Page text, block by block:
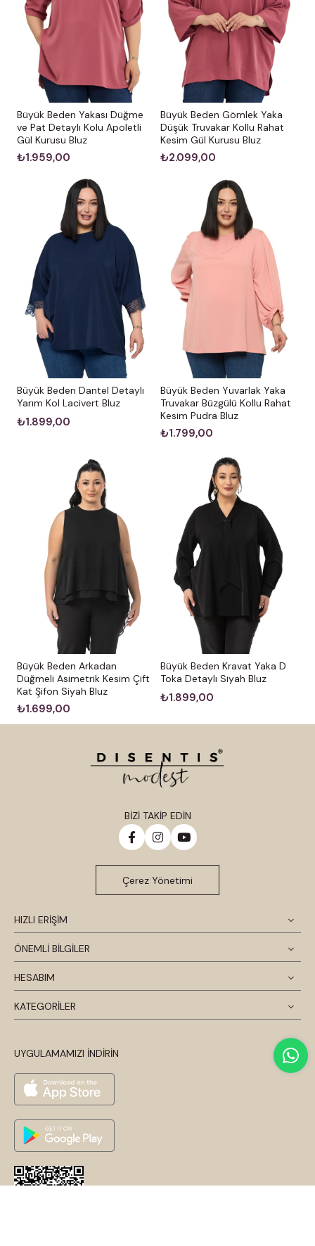
Yıkama:
Ürünün formunu ve esnekliğini uzun süre
koruması için çamaşır makinesinde 30°C’de
yıkanması tavsiye edilir.
Renk Notu:Stüdyo çekimlerinde renkler, ışık
farklılığından dolayı küçük ton değişiklikleri
gösterebilir.
Büyük Beden Yakası Düğme
ve Pat Detaylı Kolu Apoletli
Gül Kurusu Bluz
₺1.959,00
Büyük Beden Gömlek Yaka
Düşük Truvakar Kollu Rahat
Kesim Gül Kurusu Bluz
₺2.099,00
Büyük Beden Dantel Detaylı
Yarım Kol Lacivert Bluz
₺1.899,00
Büyük Beden Yuvarlak Yaka
Truvakar Büzgülü Kollu Rahat
Kesim Pudra Bluz
₺1.799,00
Büyük Beden Arkadan
Düğmeli Asimetrik Kesim Çift
Kat Şifon Siyah Bluz
₺1.699,00
Büyük Beden Kravat Yaka D
Toka Detaylı Siyah Bluz
₺1.899,00
HIZLI ERİŞİM
ÖNEMLİ BİLGİLER
HESABIM
KATEGORİLER
UYGULAMAMIZI İNDİRİN
BİZİ TAKİP EDİN
Çerez Yönetimi